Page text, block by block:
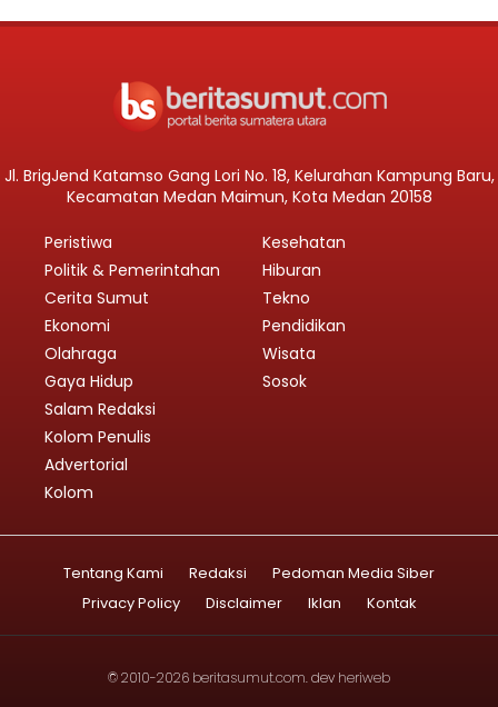
Jl. BrigJend Katamso Gang Lori No. 18, Kelurahan Kampung Baru,
Kecamatan Medan Maimun, Kota Medan 20158
Peristiwa
Politik & Pemerintahan
Cerita Sumut
Ekonomi
Olahraga
Gaya Hidup
Kesehatan
Hiburan
Tekno
Pendidikan
Wisata
Sosok
Salam Redaksi
Kolom Penulis
Advertorial
Kolom
Tentang Kami Redaksi
Pedoman Media Siber
Privacy Policy
Disclaimer Iklan Kontak
© 2010-2026 beritasumut.com. dev heriweb